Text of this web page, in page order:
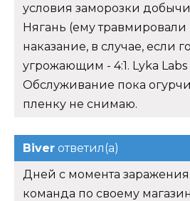
условия заморозки
Нягань (ему травмировали
наказание, в случае, если
угрожающим - 4:1. Lyka Labs
Обслуживание пока
пленку не снимаю.
Biver ответил(а)
Дней с момента
команда по своему